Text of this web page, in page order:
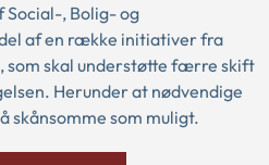
Social-, Bolig- og
af en række initiativer fra
som skal understøtte færre skift
Herunder at nødvendige
skånsomme som muligt.